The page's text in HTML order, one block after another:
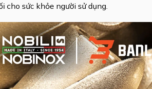
cho sức khỏe người sử dụng.